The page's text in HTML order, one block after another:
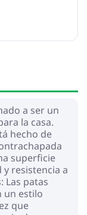
a ser un
la casa.
hecho de
superficie
resistencia a
Las patas
un estilo
que